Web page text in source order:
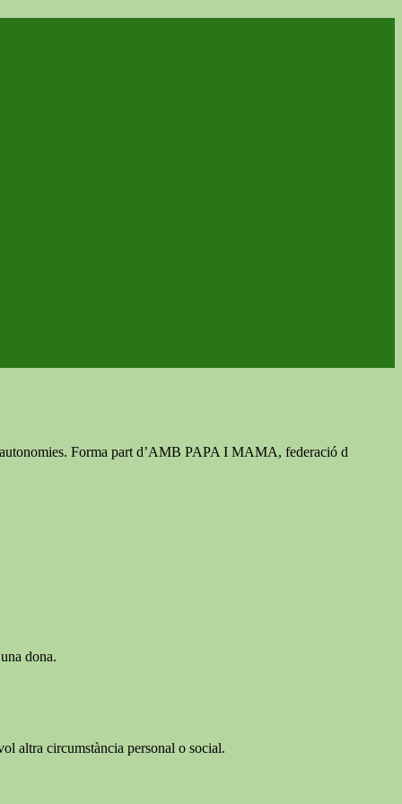
Forma part d’AMB PAPA I MAMA, federació d
dona.
altra circumstància personal o social.